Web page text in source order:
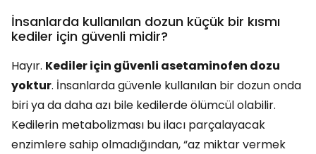
İnsanlarda kullanılan dozun küçük bir kısmı
kediler için güvenli midir?
Hayır. Kediler için güvenli asetaminofen dozu
yoktur. İnsanlarda güvenle kullanılan bir dozun onda
biri ya da daha azı bile kedilerde ölümcül olabilir.
Kedilerin metabolizması bu ilacı parçalayacak
enzimlere sahip olmadığından, “az miktar vermek